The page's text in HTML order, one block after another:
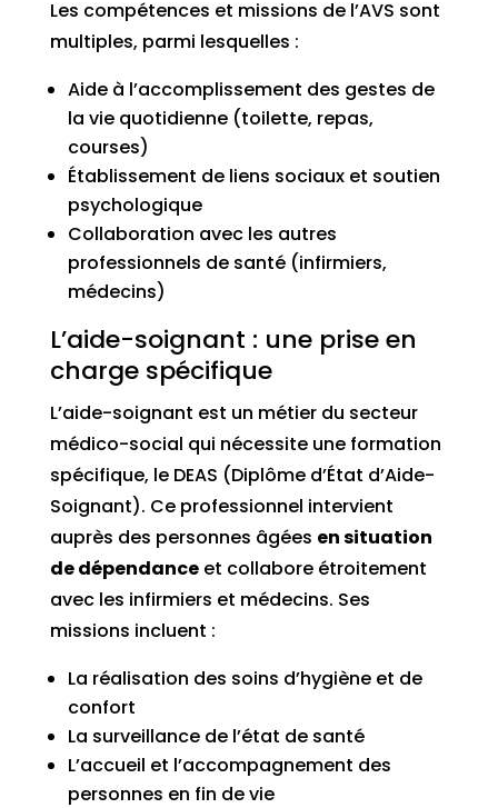
Les compétences et missions de l’AVS sont
multiples, parmi lesquelles :
Aide à l’accomplissement des gestes de
la vie quotidienne (toilette, repas,
courses)
Établissement de liens sociaux et soutien
psychologique
Collaboration avec les autres
professionnels de santé (infirmiers,
médecins)
L’aide-soignant : une prise en
charge spécifique
L’aide-soignant est un métier du secteur
médico-social qui nécessite une formation
spécifique, le DEAS (Diplôme d’État d’Aide-
Soignant). Ce professionnel intervient
auprès des personnes âgées en situation
de dépendanceet collabore étroitement
avec les infirmiers et médecins. Ses
missions incluent :
La réalisation des soins d’hygiène et de
confort
La surveillance de l’état de santé
L’accueil et l’accompagnement des
personnes en fin de vie